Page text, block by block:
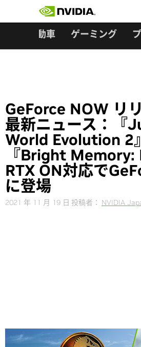
自動車 ゲーミング
GeForce NOW リ
最新ニュース：『
World Evolution 2
『Bright
RTX ON対応で
に登場
2021 年 11 月 19 日 投稿者： NVIDIA
Share